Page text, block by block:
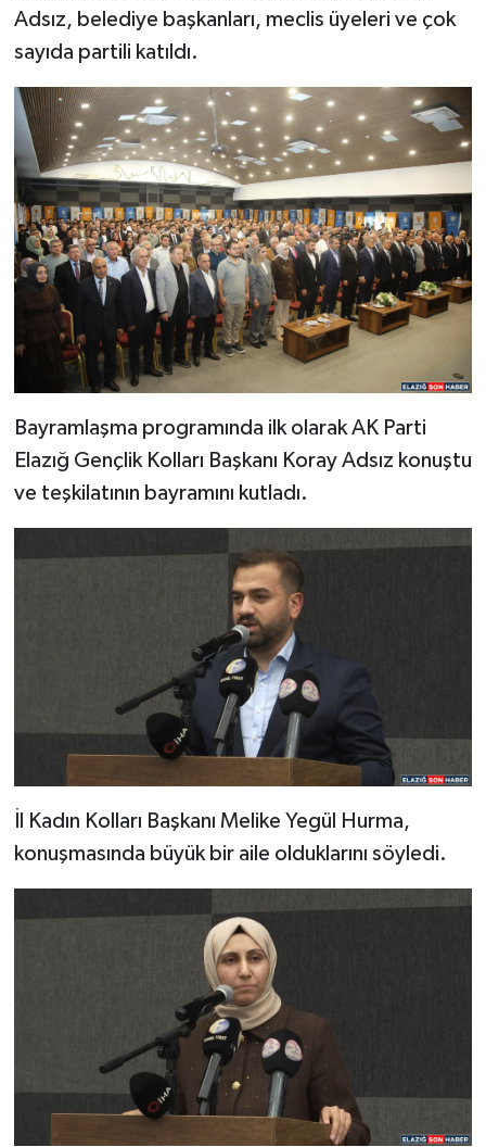
Adsız, belediye başkanları, meclis üyeleri ve çok
sayıda partili katıldı.
Bayramlaşma programında ilk olarak AK Parti
Elazığ Gençlik Kolları Başkanı Koray Adsız konuştu
ve teşkilatının bayramını kutladı.
İl Kadın Kolları Başkanı Melike Yegül Hurma,
konuşmasında büyük bir aile olduklarını söyledi.